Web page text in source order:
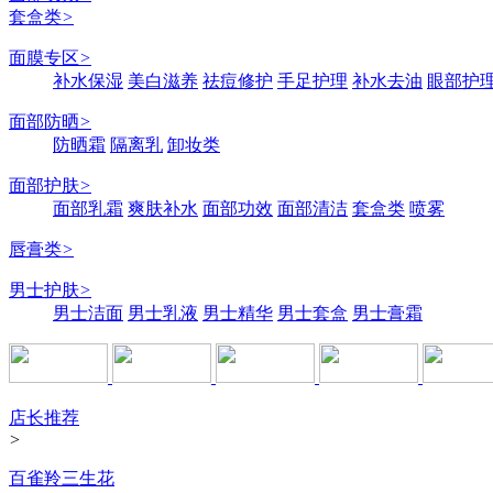
套盒类>
面膜专区>
补水保湿 美白滋养 祛痘修护 手足护理 补水去油 眼部护
面部防晒>
防晒霜 隔离乳 卸妆类
面部护肤>
面部乳霜 爽肤补水 面部功效 面部清洁 套盒类 喷雾
唇膏类>
男士护肤>
男士洁面 男士乳液 男士精华 男士套盒 男士膏霜
店长推荐
>
百雀羚三生花